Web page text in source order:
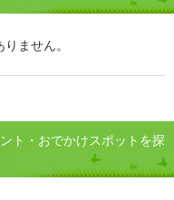
ません。
ト・おでかけスポットを探